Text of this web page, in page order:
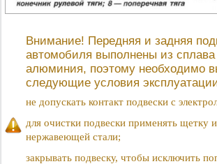
Внимание! Передняя и задняя
автомобиля выполнены из сплава
алюминия, поэтому необходимо
следующие условия
не допускать контакт подвески с
для очистки подвески применять щетку
нержавеющей стали;
закрывать подвеску, чтобы исключить